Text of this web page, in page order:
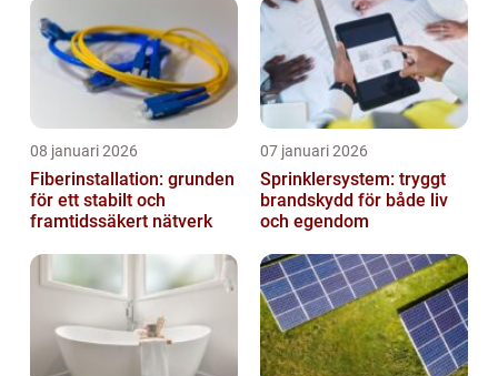
08 januari 2026
Fiberinstallation: grunden
för ett stabilt och
framtidssäkert nätverk
07 januari 2026
Sprinklersystem: tryggt
brandskydd för både liv
och egendom